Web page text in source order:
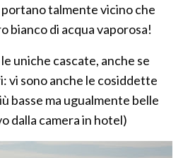
talmente vicino che
bianco di acqua vaporosa!
uniche cascate, anche se
vi sono anche le cosiddette
basse ma ugualmente belle
dalla camera in hotel)